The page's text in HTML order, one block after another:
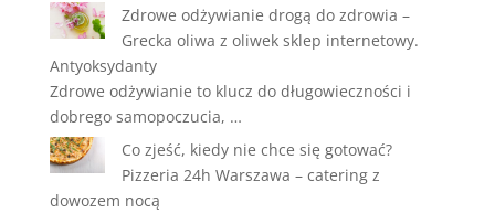
Zdrowe odżywianie drogą do zdrowia –
Grecka oliwa z oliwek sklep internetowy.
Antyoksydanty
Zdrowe odżywianie to klucz do długowieczności i
dobrego samopoczucia, …
Co zjeść, kiedy nie chce się gotować?
Pizzeria 24h Warszawa – catering z
dowozem nocą